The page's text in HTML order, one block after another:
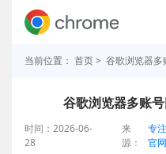
当前位置： 首页> 谷歌浏览器多
谷歌浏览器多账
时间：2026-06-
28
来
源：
专
官网